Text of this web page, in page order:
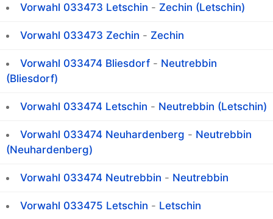
Vorwahl 033473 Letschin - Zechin (Letschin)
Vorwahl 033473 Zechin - Zechin
Vorwahl 033474 Bliesdorf - Neutrebbin
(Bliesdorf)
Vorwahl 033474 Letschin - Neutrebbin (Letschin)
Vorwahl 033474 Neuhardenberg - Neutrebbin
(Neuhardenberg)
Vorwahl 033474 Neutrebbin - Neutrebbin
Vorwahl 033475 Letschin - Letschin